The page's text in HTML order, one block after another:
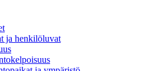
ja henkilöluvat